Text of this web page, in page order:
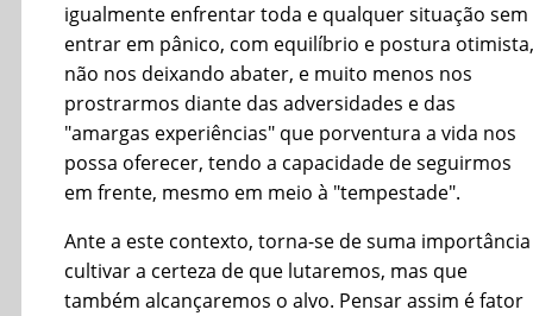
igualmente enfrentar toda e qualquer situação sem
entrar em pânico, com equilíbrio e postura otimista,
não nos deixando abater, e muito menos nos
prostrarmos diante das adversidades e das
"amargas experiências" que porventura a vida nos
possa oferecer, tendo a capacidade de seguirmos
em frente, mesmo em meio à "tempestade".
Ante a este contexto, torna-se de suma importância
cultivar a certeza de que lutaremos, mas que
também alcançaremos o alvo. Pensar assim é fator